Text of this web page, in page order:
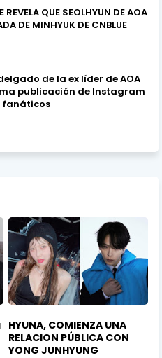
REVELA QUE SEOLHYUN DE AOA
DE MINHYUK DE CNBLUE
de la ex líder de AOA
publicación de Instagram
fanáticos
HYUNA, COMIENZA UNA
RELACION PÚBLICA CON
YONG JUNHYUNG